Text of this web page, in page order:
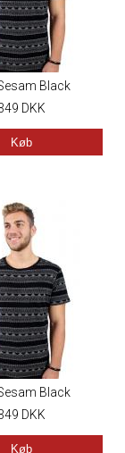
Black
DKK
Køb
Black
DKK
Køb